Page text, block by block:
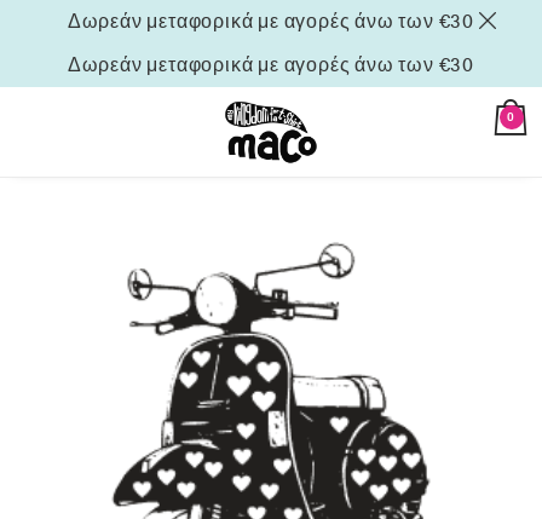
Δωρεάν μεταφορικά με αγορές άνω των €30
Δωρεάν μεταφορικά με αγορές άνω των €30
0